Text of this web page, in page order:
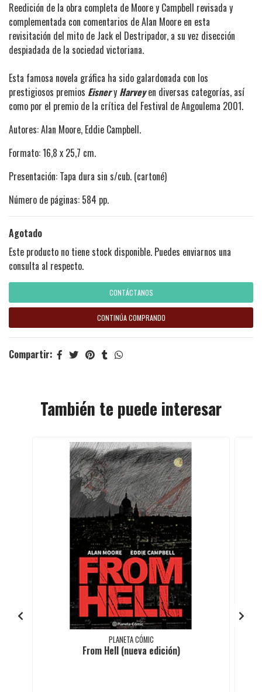
Reedición de la obra completa de Moore y Campbell revisada y
complementada con comentarios de Alan Moore en esta
revisitación del mito de Jack el Destripador, a su vez disección
despiadada de la sociedad victoriana.
Esta famosa novela gráfica ha sido galardonada con los
prestigiosos premios Eisnery Harveyen diversas categorías, así
como por el premio de la crítica del Festival de Angoulema 2001.
Autores: Alan Moore, Eddie Campbell.
Formato: 16,8 x 25,7 cm.
Presentación: Tapa dura sin s/cub. (cartoné)
Número de páginas: 584 pp.
Agotado
Este producto no tiene stock disponible. Puedes enviarnos una
consulta al respecto.
CONTÁCTANOS
CONTINÚA COMPRANDO
Compartir:
También te puede interesar
PLANETA CÓMIC
From Hell (nueva edición)